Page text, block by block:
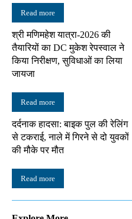
Read more
श्री मणिमहेश यात्रा-2026 की
तैयारियों का DC मुकेश रेपस्वाल ने
किया निरीक्षण, सुविधाओं का लिया
जायजा
Read more
दर्दनाक हादसा: बाइक पुल की रेलिंग
से टकराई, नाले में गिरने से दो युवकों
की मौके पर मौत
Read more